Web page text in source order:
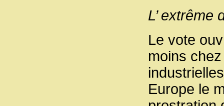
L’
Le vote
moins
Europe le